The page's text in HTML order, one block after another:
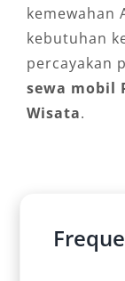
kemewahan
kebutuhan
percayakan
sewa mobil
Wisata.